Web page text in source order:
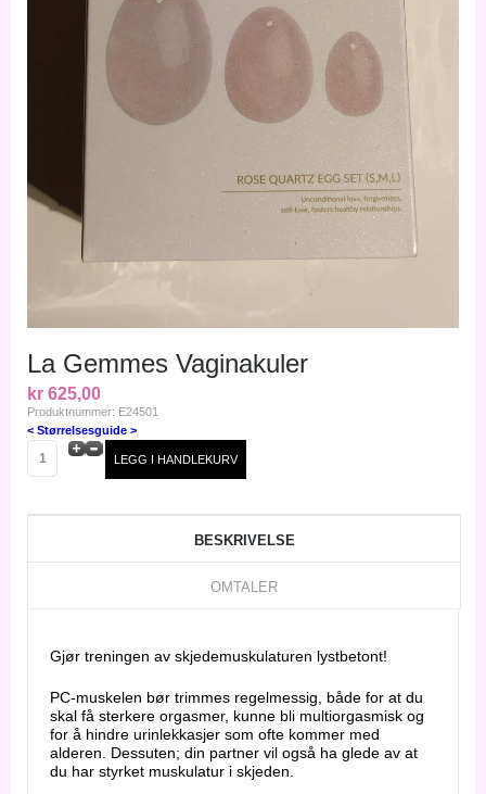
La Gemmes Vaginakuler
kr 625,00
Produktnummer: E24501
< Størrelsesguide >
BESKRIVELSE
OMTALER
Gjør treningen av skjedemuskulaturen lystbetont!
PC-muskelen bør trimmes regelmessig, både for at du
skal få sterkere orgasmer, kunne bli multiorgasmisk og
for å hindre urinlekkasjer som ofte kommer med
alderen. Dessuten; din partner vil også ha glede av at
du har styrket muskulatur i skjeden.